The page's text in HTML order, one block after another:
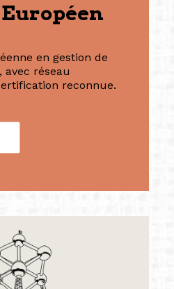
en gestion de
réseau
reconnue.